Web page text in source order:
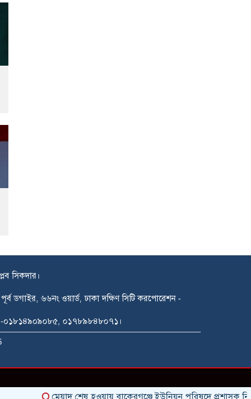
সিকদার।
ডগাইর, ৬৬নং ওয়ার্ড, ঢাকা দক্ষিণ সিটি করপোরেশন -
০১৮১৪৯০৯০৮৫, ০১৭৮৯৮৪৮০৭১।
মেয়াদ শেষ হওয়ায় বাকেরগঞ্জে ইউনিয়ন পরিষদে প্রশাসক